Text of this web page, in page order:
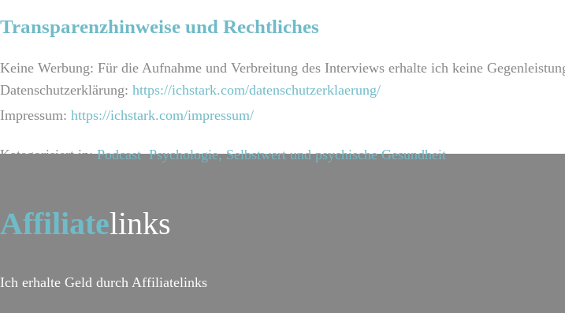
Transparenzhinweise und Rechtliches
Keine Werbung: Für die Aufnahme und Verbreitung des Interviews erhalte ich keine
Datenschutzerklärung: https://ichstark.com/datenschutzerklaerung/
Impressum: https://ichstark.com/impressum/
Kategorisiert in:Podcast,Psychologie, Selbstwert und psychische Gesundheit
Affiliatelinks
Ich erhalte Geld durch Affiliatelinks